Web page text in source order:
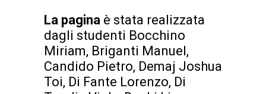
La pagina è stata realizzata
dagli studenti Bocchino
Miriam, Briganti Manuel,
Candido Pietro, Demaj Joshua
Toi, Di Fante Lorenzo, Di